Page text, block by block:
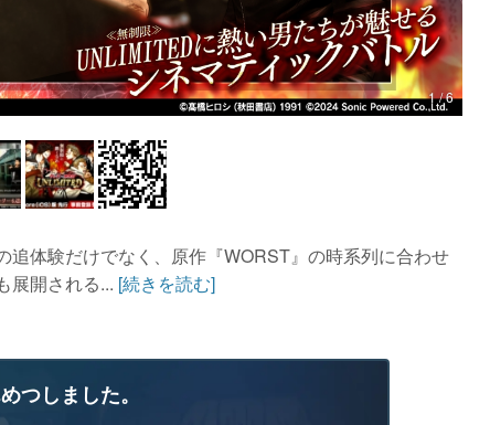
1 / 6
追体験だけでなく、原作『WORST』の時系列に合わせ
展開される... [続きを読む]
つしました。